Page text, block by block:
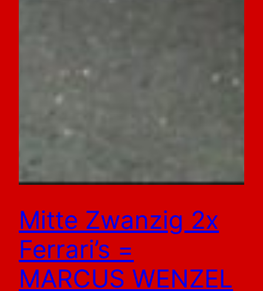
Mitte Zwanzig 2x
Ferrari’s =
MARCUS WENZEL